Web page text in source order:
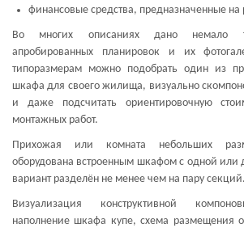
финансовые средства, предназначенные на
Во многих описаниях дано немало
апробированных планировок и их
типоразмерам можно подобрать один из
шкафа для своего жилища, визуально
и даже подсчитать ориентировочную
монтажных работ.
Прихожая или комната небольших
оборудована встроенным шкафом с одной или
вариант разделён не менее чем на пару секций.
Визуализация конструктивной
наполнение шкафа купе, схема размещения